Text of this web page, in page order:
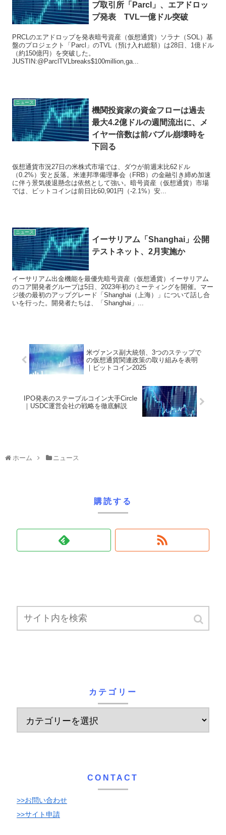
ブ取引所「Parcl」、エアドロッ
プ発表 TVL一億ドル突破
PRCLのエアドロップを発表暗号資産（仮想通貨）ソラナ（SOL）基
盤のプロジェクト「Parcl」のTVL（預け入れ総額）は28日、1億ドル
（約150億円）を突破した。
JUSTIN:@ParclTVLbreaks$100million,ga...
ニュース
機関投資家の資金フローは過去
最大4.2億ドルの週間流出に、メ
イヤー倍数は前バブル崩壊時を
下回る
仮想通貨市況27日の米株式市場では、ダウが前週末比62ドル
（0.2%）安と反落。米連邦準備理事会（FRB）の金融引き締め加速
に伴う景気後退懸念は依然として強い。暗号資産（仮想通貨）市場
では、ビットコインは前日比60,901円（-2.1%）安...
ニュース
イーサリアム「Shanghai」公開
テストネット、2月実施か
イーサリアム出金機能を最優先暗号資産（仮想通貨）イーサリアム
のコア開発者グループは5日、2023年初のミーティングを開催。マー
ジ後の最初のアップグレード「Shanghai（上海）」について話し合
いを行った。開発者たちは、「Shanghai」...
米ヴァンス副大統領、3つのステップで
の仮想通貨関連政策の取り組みを表明
｜ビットコイン2025
IPO発表のステーブルコイン大手Circle
｜USDC運営会社の戦略を徹底解説
ホーム ニュース
購読する
カテゴリー
CONTACT
>>お問い合わせ
>>サイト申請